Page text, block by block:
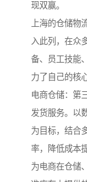
现双赢。
上海的仓储物
入此列，在众
备、员工技能
力了自己的核
电商仓储：第
发货服务。以
为目标，结合
率，降低成本
为电商在仓储